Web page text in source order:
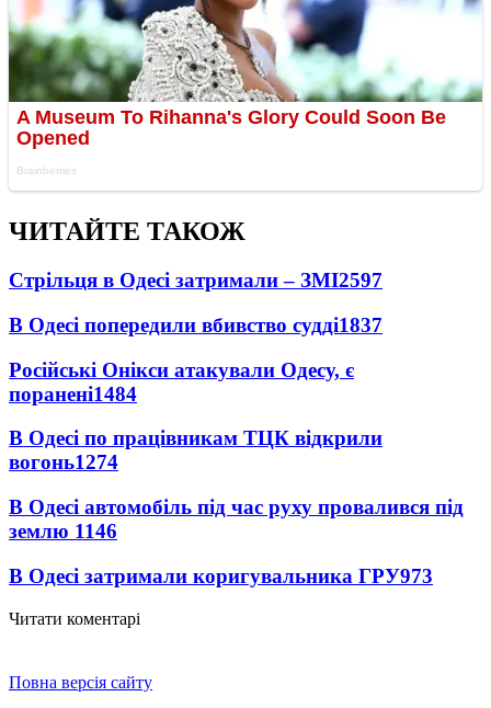
ЧИТАЙТЕ ТАКОЖ
Стрільця в Одесі затримали – ЗМІ2597
В Одесі попередили вбивство судді1837
Російські Онікси атакували Одесу, є
поранені1484
В Одесі по працівникам ТЦК відкрили
вогонь1274
В Одесі автомобіль під час руху провалився під
землю 1146
В Одесі затримали коригувальника ГРУ973
Читати коментарі
Повна версія сайту